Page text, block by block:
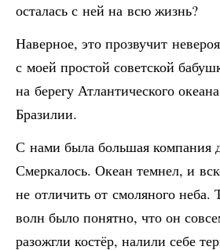
осталась с ней на всю жизнь?
Наверное, это прозвучит
с моей простой советской
на берегу Атлантического
Бразилии.
С нами была большая компания
Смеркалось. Океан темнел, и
не отличить от смоляного
волн было понятно, что он
разожгли костёр, налили себе